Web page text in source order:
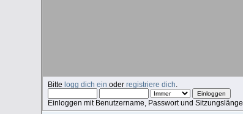
Bittelogg dich ein oderregistriere dich
Einloggen mit Benutzername, Passwort und Sitzungslänge